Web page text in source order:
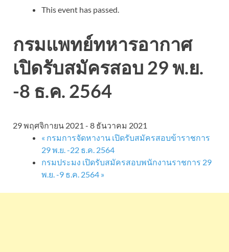
This event has passed.
กรมแพทย์ทหารอากาศ
เปิดรับสมัครสอบ 29 พ.ย.
-8 ธ.ค. 2564
29 พฤศจิกายน 2021 - 8 ธันวาคม 2021
« กรมการจัดหางาน เปิดรับสมัครสอบข้าราชการ
29 พ.ย. -22 ธ.ค. 2564
กรมประมง เปิดรับสมัครสอบพนักงานราชการ 29
พ.ย. -9 ธ.ค. 2564 »